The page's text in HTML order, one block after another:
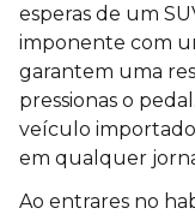
esperas de um
imponente com
garantem uma
pressionas o
veículo
em qualquer
Ao entrares no